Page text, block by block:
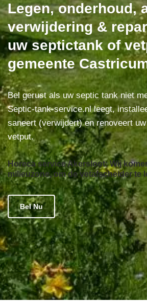
Legen, onderhoud,
verwijdering &
uw septictank of
gemeente
Bel gerust als uw septic tank niet
Septic-tank-service.nl leegt,
saneert (verwijdert) en renoveert
vetput.
Horeca service Akersloot: Wij
milieuzone, om de vetafscheider te
Bel Nu